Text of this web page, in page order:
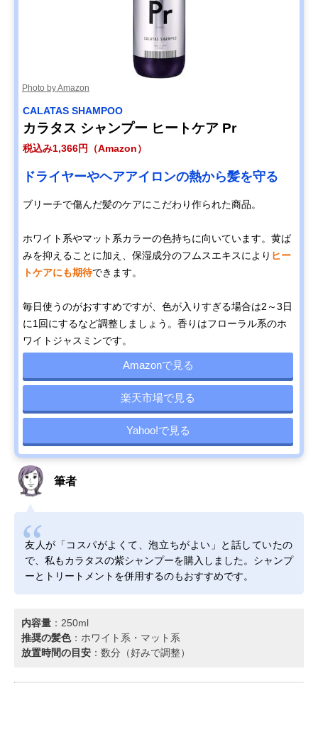
Photo by Amazon
CALATAS SHAMPOO
カラタス シャンプー ヒートケア Pr
税込み1,366円（Amazon）
ドライヤーやヘアアイロンの熱から髪を守る
ブリーチで傷んだ髪のケアにこだわり作られた商品。
ホワイト系やマット系カラーの色持ちに向いています。黄ば
みを抑えることに加え、保湿成分のフムスエキスにより ヒー
トケアにも期待できます。
毎日使うのがおすすめですが、色が入りすぎる場合は2～3日
に1回にするなど調整しましょう。香りはフローラル系のホ
ワイトジャスミンです。
Amazonで見る
楽天市場で見る
Yahoo!で見る
筆者
友人が「コスパがよくて、泡立ちがよい」と話していたの
で、私もカラタスの紫シャンプーを購入しました。シャンプ
ーとトリートメントを併用するのもおすすめです。
内容量 ：250ml
推奨の髪色：ホワイト系・マット系
放置時間の目安 ：数分（好みで調整）